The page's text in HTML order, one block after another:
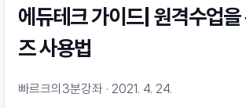
에듀테크 가이드| 원격수업
즈 사용법
빠르크의3분강좌 2021. 4. 24.